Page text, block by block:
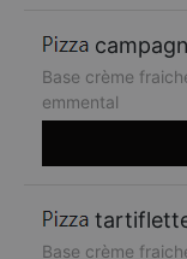
Base crème
emmental
Base crème